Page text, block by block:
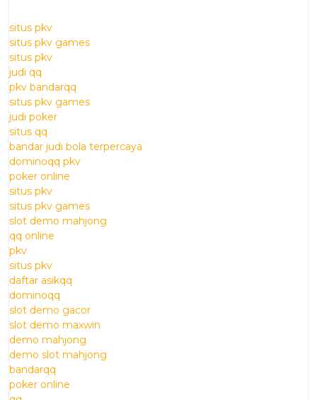
situs pkv
situs pkv games
situs pkv
judi qq
pkv bandarqq
situs pkv games
judi poker
situs qq
bandar judi bola terpercaya
dominoqq pkv
poker online
situs pkv
situs pkv games
slot demo mahjong
qq online
pkv
situs pkv
daftar asikqq
dominoqq
slot demo gacor
slot demo maxwin
demo mahjong
demo slot mahjong
bandarqq
poker online